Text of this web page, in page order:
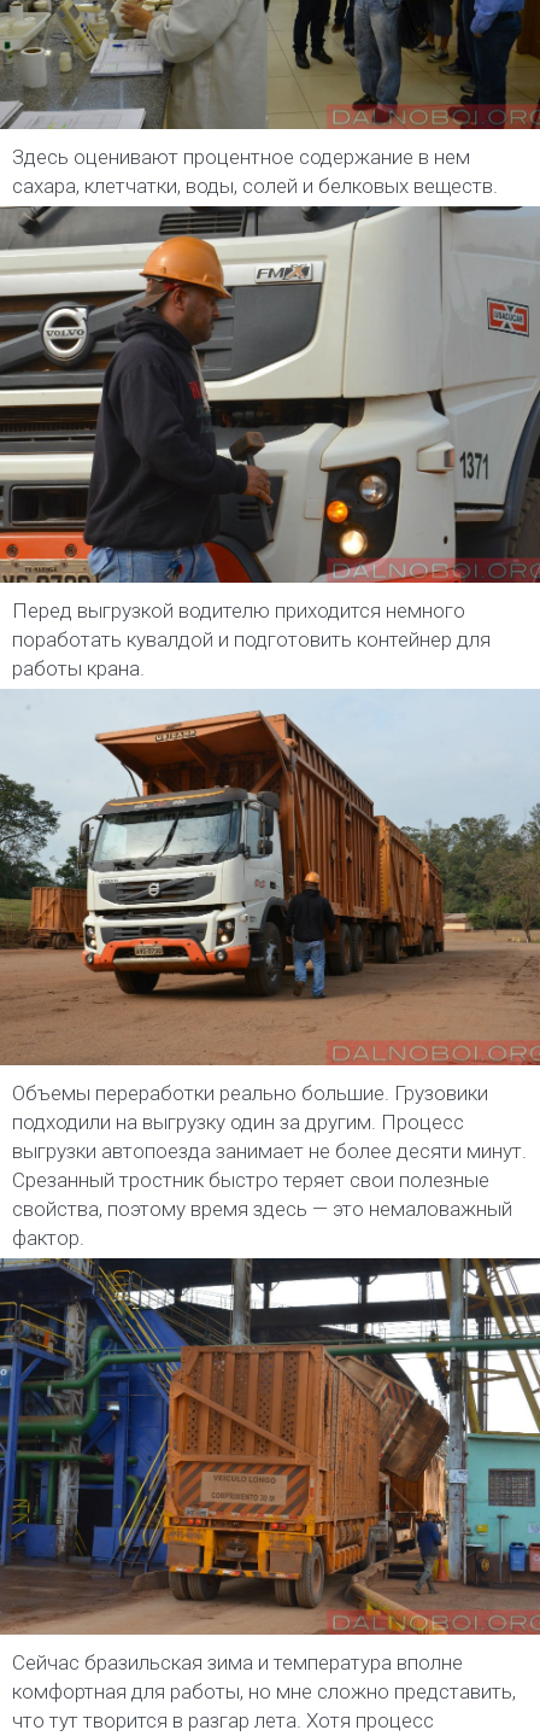
Здесь оценивают процентное содержание в нем
сахара, клетчатки, воды, солей и белковых веществ.
Перед выгрузкой водителю приходится немного
поработать кувалдой и подготовить контейнер для
работы крана.
Объемы переработки реально большие. Грузовики
подходили на выгрузку один за другим. Процесс
выгрузки автопоезда занимает не более десяти минут.
Срезанный тростник быстро теряет свои полезные
свойства, поэтому время здесь — это немаловажный
фактор.
Сейчас бразильская зима и температура вполне
комфортная для работы, но мне сложно представить,
что тут творится в разгар лета. Хотя процесс